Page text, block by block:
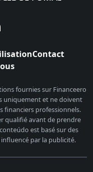
Contact
fournies sur Financeero
uniquement et ne doivent
financiers professionnels.
qualifié avant de prendre
est basé sur des
par la publicité.